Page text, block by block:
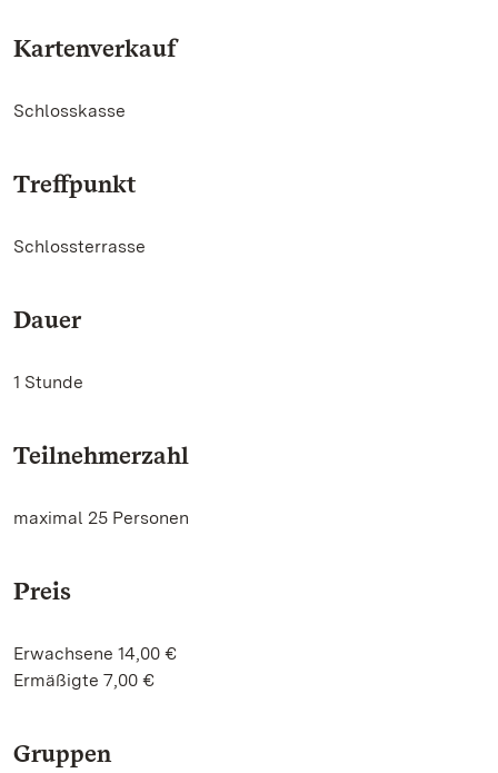
Kartenverkauf
Schlosskasse
Treffpunkt
Schlossterrasse
Dauer
1 Stunde
Teilnehmerzahl
maximal 25 Personen
Preis
Erwachsene 14,00 €
Ermäßigte 7,00 €
Gruppen